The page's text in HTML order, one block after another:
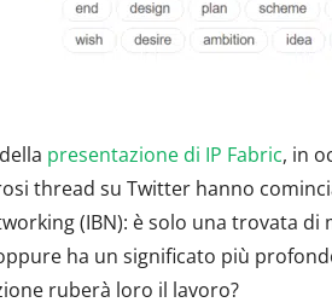
presentazione di IP Fabric, in
thread su Twitter hanno
(IBN): è solo una trovata
ha un significato più
ruberà loro il lavoro?